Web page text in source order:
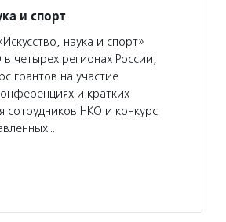
и спорт
наука и спорт»
четырех регионах России,
грантов на участие
и кратких
сотрудников НКО и конкурс